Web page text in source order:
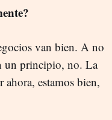
van bien. A no
un principio, no. La
ahora, estamos bien,